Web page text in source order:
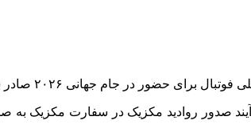
حضور در جام جهانی ۲۰۲۶ صادر شد.
صدور روادید مکزیک در سفارت مکزیک به